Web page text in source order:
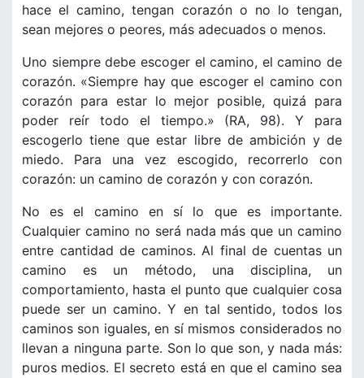
hace el camino, tengan corazón o no lo tengan,
sean mejores o peores, más adecuados o menos.
Uno siempre debe escoger el camino, el camino de
corazón. «Siempre hay que escoger el camino con
corazón para estar lo mejor posible, quizá para
poder reír todo el tiempo.» (RA, 98). Y para
escogerlo tiene que estar libre de ambición y de
miedo. Para una vez escogido, recorrerlo con
corazón: un camino de corazón y con corazón.
No es el camino en sí lo que es importante.
Cualquier camino no será nada más que un camino
entre cantidad de caminos. Al final de cuentas un
camino es un método, una disciplina, un
comportamiento, hasta el punto que cualquier cosa
puede ser un camino. Y en tal sentido, todos los
caminos son iguales, en sí mismos considerados no
llevan a ninguna parte. Son lo que son, y nada más:
puros medios. El secreto está en que el camino sea